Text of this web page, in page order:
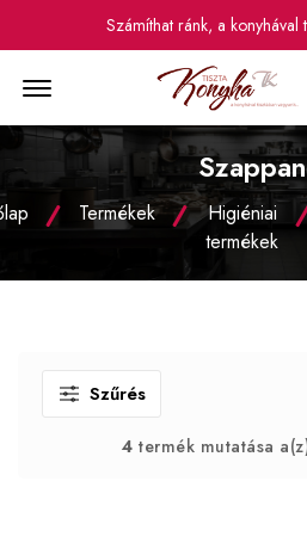
Számíthat ránk, a konyhával
Termékek
Higiéniai
termékek
Szűrés
4 termék mutatása